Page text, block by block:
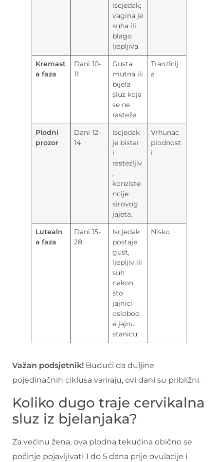
iscjedak;
vagina je
suha ili
blago
ljepljiva
Kremast
a faza
Dani 10-
11
Gusta,
mutna ili
bijela
sluz koja
se ne
rasteže
Tranzicij
a
Plodni
prozor
Dani 12-
14
Iscjedak
je bistar
i
rastezljiv
,
konziste
ncije
sirovog
jajeta.
Vrhunac
plodnost
i
Lutealn
a faza
Dani 15-
28
Iscjedak
postaje
gust,
ljepljiv ili
suh
nakon
što
jajnici
oslobod
e jajnu
stanicu
Nisko
Važan podsjetnik! Budući da duljine
pojedinačnih ciklusa variraju, ovi dani su približni.
Koliko dugo traje cervikalna
sluz iz bjelanjaka?
Za većinu žena, ova plodna tekućina obično se
počinje pojavljivati ​​1 do 5 dana prije ovulacije i